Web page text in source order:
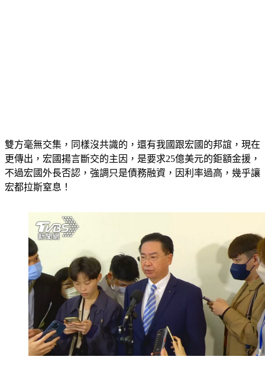
雙方毫無交集，同樣沒共識的，還有我國跟宏國的邦誼，現在
更傳出，宏國揚言斷交的主因，是要求25億美元的鉅額金援，
不過宏國外長否認，強調只是債務融資，因利率過高，幾乎讓
宏都拉斯窒息！